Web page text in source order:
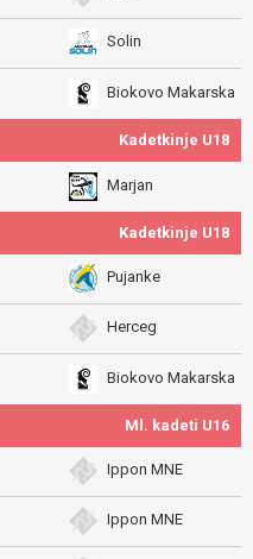
Solin
Biokovo Makarska
Kadetkinje U18
Marjan
Kadetkinje U18
Pujanke
Herceg
Biokovo Makarska
Ml. kadeti U16
Ippon MNE
Ippon MNE